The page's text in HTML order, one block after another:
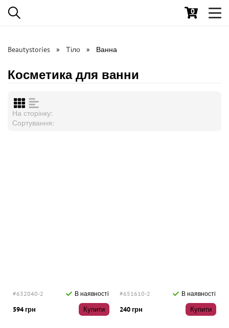
0
Beautystories Тіло Ванна
Косметика для ванни
На сторінку:
Сортування:
#632040-2 В наявності
594 грн Купити
#651610-2 В наявності
240 грн Купити